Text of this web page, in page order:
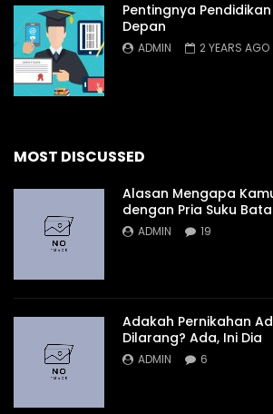
Pentingnya
Depan
ADMIN 2 YEARS AGO
MOST DISCUSSED
Alasan Mengapa
dengan Pria Suku
ADMIN 19
Adakah Pernikahan
Dilarang? Ada, Ini Dia
ADMIN 6